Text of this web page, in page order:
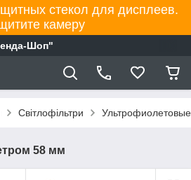
стекол для дисплеев.
камеру
Шоп"
Світлофільтри Ультрофиолетовые
58 мм